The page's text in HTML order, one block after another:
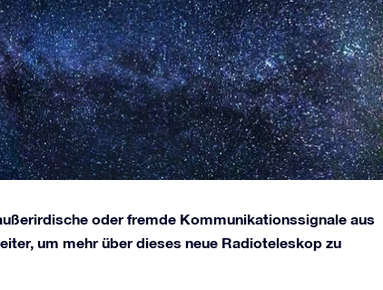
oder fremde Kommunikationssignale aus
um mehr über dieses neue Radioteleskop zu